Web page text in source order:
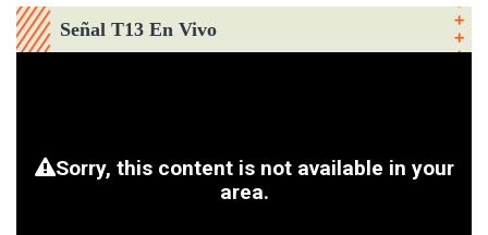
Señal T13 En Vivo